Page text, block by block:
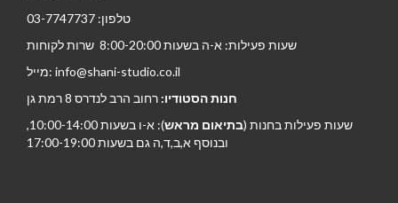
טלפון: 03-7747737
שעות פעילות: א-ה בשעות 8:00-20:00 שרות לקוחות
מייל: info@shani-studio.co.il
חנות הסטודיו: רחוב הרב לנדרס 8 רמת גן
שעות פעילות בחנות (בתיאום מראש
): א-ו בשעות 10:00-14:00,
ובנוסף א,ב,ד,ה גם בשעות 17:00-19:00